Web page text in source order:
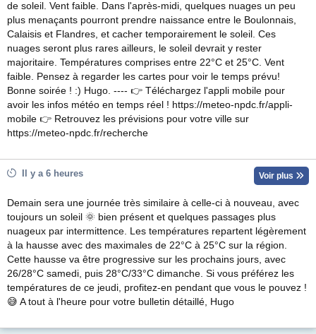
de soleil. Vent faible. Dans l'après-midi, quelques nuages un peu
plus menaçants pourront prendre naissance entre le Boulonnais,
Calaisis et Flandres, et cacher temporairement le soleil. Ces
nuages seront plus rares ailleurs, le soleil devrait y rester
majoritaire. Températures comprises entre 22°C et 25°C. Vent
faible. Pensez à regarder les cartes pour voir le temps prévu!
Bonne soirée ! :) Hugo. ---- 👉 Téléchargez l'appli mobile pour
avoir les infos météo en temps réel ! https://meteo-npdc.fr/appli-
mobile 👉 Retrouvez les prévisions pour votre ville sur
https://meteo-npdc.fr/recherche
Il y a 6 heures Voir plus
Demain sera une journée très similaire à celle-ci à nouveau, avec
toujours un soleil 🌞 bien présent et quelques passages plus
nuageux par intermittence. Les températures repartent légèrement
à la hausse avec des maximales de 22°C à 25°C sur la région.
Cette hausse va être progressive sur les prochains jours, avec
26/28°C samedi, puis 28°C/33°C dimanche. Si vous préférez les
températures de ce jeudi, profitez-en pendant que vous le pouvez !
😅 A tout à l'heure pour votre bulletin détaillé, Hugo